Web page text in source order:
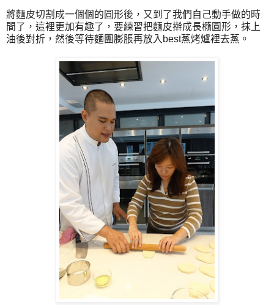
將麵皮切割成一個個的圓形後，又到了我們自己動手做的時
間了，這裡更加有趣了，要練習把麵皮擀成長橢圓形，抹上
油後對折，然後等待麵團膨脹再放入best蒸烤爐裡去蒸。